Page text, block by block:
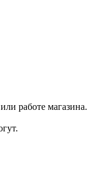
работе магазина.